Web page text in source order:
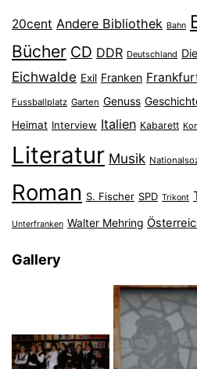
20cent Andere Bibliothek Bahn
Bücher CD DDR Deutschland
Eichwalde Exil Franken
Fussballplatz Garten Genuss
Heimat Interview Italien Kabarett
Literatur Musik
Roman S. Fischer SPD Trikont
Unterfranken Walter Mehring
Gallery